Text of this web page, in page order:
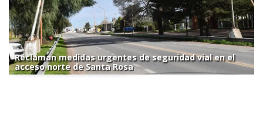
Reclaman medidas urgentes de seguridad vial en el
acceso norte de Santa Rosa